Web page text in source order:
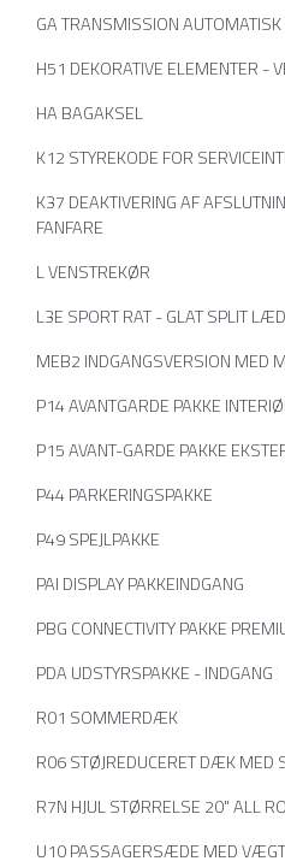
GA TRANSMISSION AUTOMATISK
H51 DEKORATIVE ELEMENTER -
HA BAGAKSEL
K12 STYREKODE FOR
K37 DEAKTIVERING AF
FANFARE
L VENSTREKØR
L3E SPORT RAT - GLAT SPLIT
MEB2 INDGANGSVERSION MED
P14 AVANTGARDE PAKKE
P15 AVANT-GARDE PAKKE
P44 PARKERINGSPAKKE
P49 SPEJLPAKKE
PAI DISPLAY PAKKEINDGANG
PBG CONNECTIVITY PAKKE
PDA UDSTYRSPAKKE - INDGANG
R01 SOMMERDÆK
R06 STØJREDUCERET DÆK MED
R7N HJUL STØRRELSE 20" ALL
U10 PASSAGERSÆDE MED